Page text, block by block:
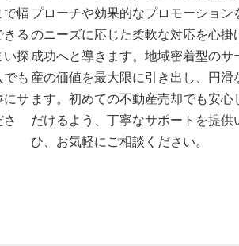
で幅
る
い探
も
にサ
プローチや効果的なプロモーション
のニーズに応じた柔軟な対応を心掛
成功へと導きます。地域密着型のサ
産の価値を最大限に引き出し、円滑
ます。初めての不動産売却でも安心
だけるよう、丁寧なサポートを提供
ひ、お気軽にご相談ください。